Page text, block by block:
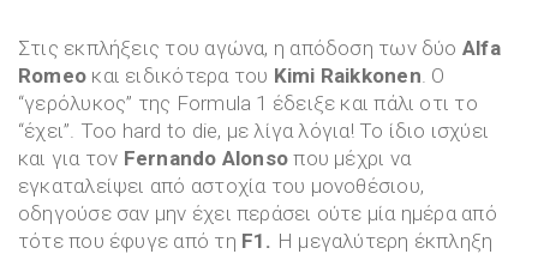
Στις εκπλήξεις του αγώνα, η απόδοση των δύο Alfa
Romeo και ειδικότερα του Kimi Raikkonen . Ο
“γερόλυκος” της Formula 1 έδειξε και πάλι οτι το
“έχει”. Too hard to die, με λίγα λόγια! Το ίδιο ισχύει
και για τον Fernando Alonsoπου μέχρι να
εγκαταλείψει από αστοχία του μονοθέσιου,
οδηγούσε σαν μην έχει περάσει ούτε μία ημέρα από
τότε που έφυγε από τη F1. Η μεγαλύτερη έκπληξη